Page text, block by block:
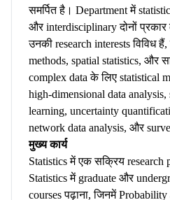
समर्पित है। Department में
और interdisciplinary दोनों
उनकी research interests विविध
methods, spatial statistics, और
complex data के लिए statistical
high-dimensional data analysis,
learning, uncertainty
network data analysis, और
मुख्य कार्य
Statistics में एक सक्रिय research
Statistics में graduate और
courses पढ़ाना, जिनमें